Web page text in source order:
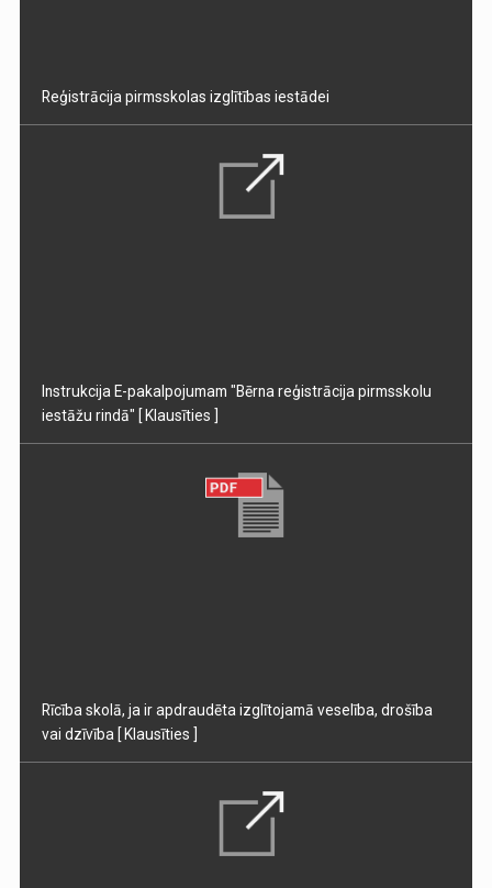
Reģistrācija pirmsskolas izglītības iestādei
Instrukcija E-pakalpojumam "Bērna reģistrācija pirmsskolu
iestāžu rindā" [ Klausīties ]
Rīcība skolā, ja ir apdraudēta izglītojamā veselība, drošība
vai dzīvība [ Klausīties ]